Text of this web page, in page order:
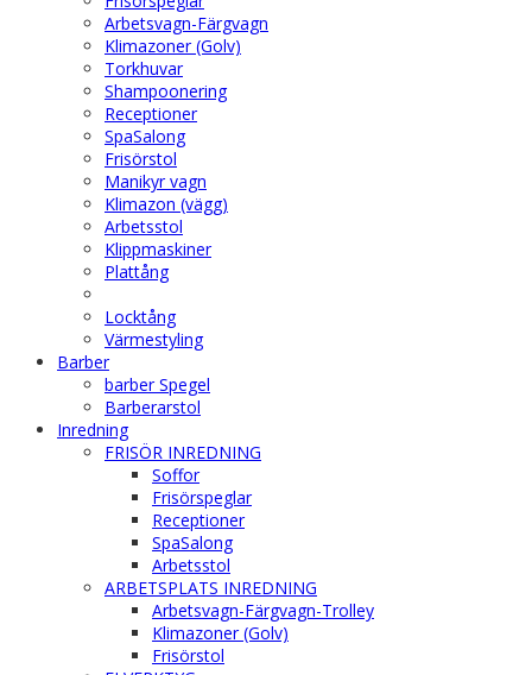
Arbetsvagn-Färgvagn
Klimazoner (Golv)
Torkhuvar
Shampoonering
Receptioner
SpaSalong
Frisörstol
Manikyr vagn
Klimazon (vägg)
Arbetsstol
Klippmaskiner
Plattång
Locktång
Värmestyling
Barber
barber Spegel
Barberarstol
Inredning
FRISÖR INREDNING
Soffor
Frisörspeglar
Receptioner
SpaSalong
Arbetsstol
ARBETSPLATS INREDNING
Arbetsvagn-Färgvagn-Trolley
Klimazoner (Golv)
Frisörstol